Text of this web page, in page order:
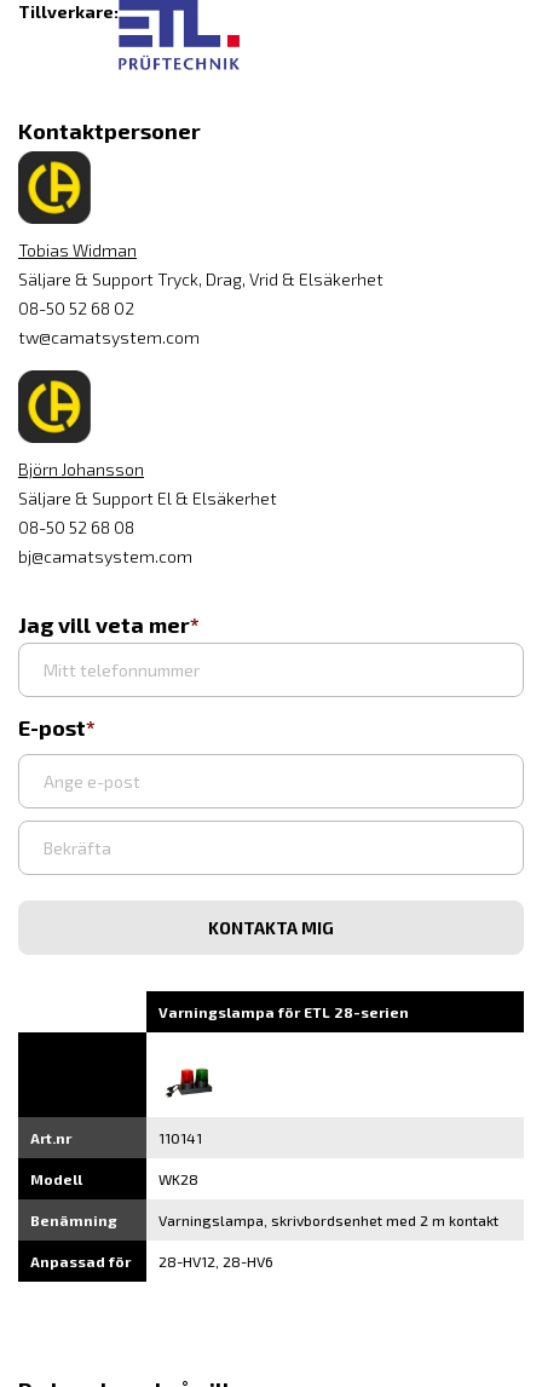
Tillverkare:
Kontaktpersoner
Tobias Widman
Säljare & Support Tryck, Drag, Vrid & Elsäkerhet
08-50 52 68 02
tw@camatsystem.com
Björn Johansson
Säljare & Support El & Elsäkerhet
08-50 52 68 08
bj@camatsystem.com
Jag vill veta mer
E-post
Ange
e-
Bekräfta
post
Varningslampa för ETL 28-serien
Art.nr 110141
Modell WK28
Benämning Varningslampa, skrivbordsenhet med 2 m kontakt
Anpassad för 28-HV12, 28-HV6